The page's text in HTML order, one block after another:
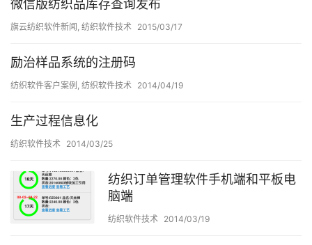
微信版纺织品库存查询发布
旗云纺织软件新闻 , 纺织软件技术 2015/03/17
励治样品系统的注册码
纺织软件客户案例 , 纺织软件技术 2014/04/19
生产过程信息化
纺织软件技术 2014/03/25
纺织订单管理软件手机端和平板电
脑端
纺织软件技术 2014/03/19